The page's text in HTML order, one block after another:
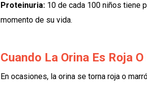
Proteinuria: 10 de cada 100 niños tiene
momento de su vida.
Cuando La Orina Es Roja
En ocasiones, la orina se torna roja o